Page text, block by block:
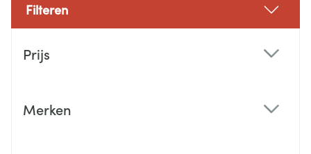
Filteren
Prijs
Merken